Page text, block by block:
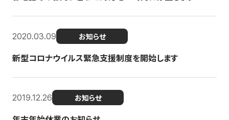
2020.03.09 お知らせ
新型コロナウイルス緊急支援制度を開始します
2019.12.26 お知らせ